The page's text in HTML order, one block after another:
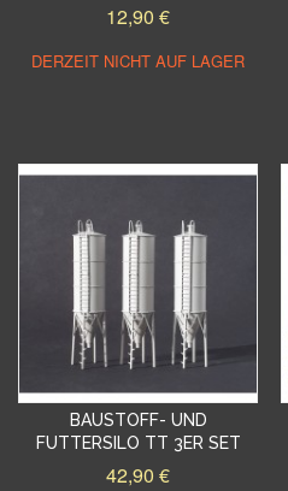
12,90 €
DERZEIT NICHT AUF LAGER
BAUSTOFF- UND
FUTTERSILO TT 3ER SET
42,90 €